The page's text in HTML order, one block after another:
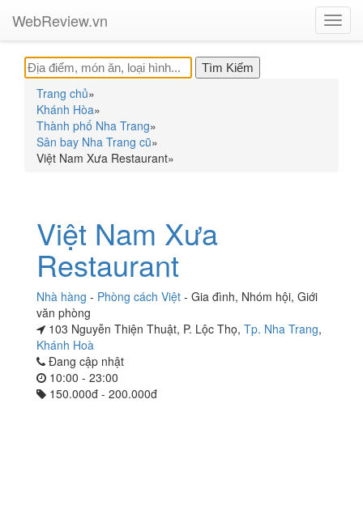
WebReview.vn
Trang chủ»
Khánh Hòa»
Thành phố Nha Trang»
Sân bay Nha Trang cũ»
Việt Nam Xưa Restaurant»
Việt Nam Xưa
Restaurant
Nhà hàng - Phòng cách Việt - Gia đình, Nhóm hội, Giới
văn phòng
103 Nguyễn Thiện Thuật, P. Lộc Thọ, Tp. Nha Trang,
Khánh Hoà
Đang cập nhật
10:00 - 23:00
150.000đ - 200.000đ